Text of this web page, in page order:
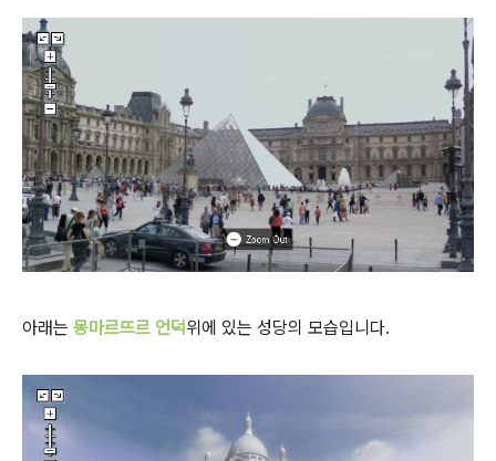
아래는 몽마르뜨르 언덕위에 있는 성당의 모습입니다.